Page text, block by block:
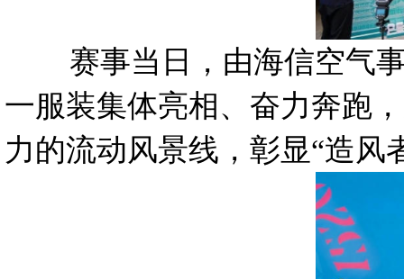
赛事当日，由海信空气事
一服装集体亮相、奋力奔跑
力的流动风景线，彰显“造风